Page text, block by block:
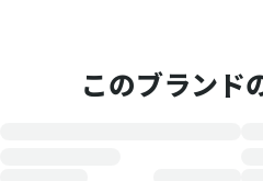
このブランド